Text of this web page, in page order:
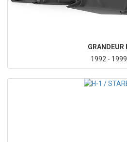
GRANDEUR II
1992 - 1999